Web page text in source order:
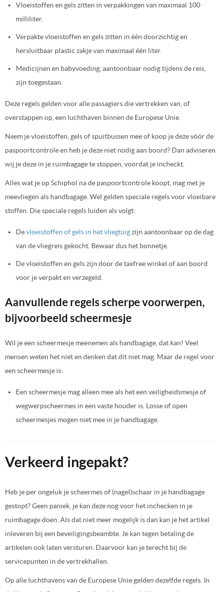
Vloeistoffen en gels zitten in verpakkingen van maximaal 100
milliliter.
Verpakte vloeistoffen en gels zitten in één doorzichtig en
hersluitbaar plastic zakje van maximaal één liter.
Medicijnen en babyvoeding, aantoonbaar nodig tijdens de reis,
zijn toegestaan.
Deze regels gelden voor alle passagiers die vertrekken van, of
overstappen op, een luchthaven binnen de Europese Unie.
Neem je vloeistoffen, gels of spuitbussen mee of koop je deze vóór de
paspoortcontrole en heb je deze niet nodig aan boord? Dan adviseren
wij je deze in je ruimbagage te stoppen, voordat je incheckt.
Alles wat je op Schiphol na de paspoortcontrole koopt, mag met je
meevliegen als handbagage. Wel gelden speciale regels voor vloeibare
stoffen. Die speciale regels luiden als volgt:
Devloeistoffen of gels in het vliegtuigzijn aantoonbaar op de dag
van de vliegreis gekocht. Bewaar dus het bonnetje.
De vloeistoffen en gels zijn door de taxfree winkel of aan boord
voor je verpakt en verzegeld.
Aanvullende regels scherpe voorwerpen,
bijvoorbeeld scheermesje
Wil je een scheermesje meenemen als handbagage, dat kan! Veel
mensen weten het niet en denken dat dit niet mag. Maar de regel voor
een scheermesje is:
Een scheermesje mag alleen mee als het een veiligheidsmesje of
wegwerpscheermes in een vaste houder is. Losse of open
scheermesjes mogen niet mee in je handbagage.
Verkeerd ingepakt?
Heb je per ongeluk je scheermes of (nagel)schaar in je handbagage
gestopt? Geen paniek, je kan deze nog voor het inchecken in je
ruimbagage doen. Als dat niet meer mogelijk is dan kan je het artikel
inleveren bij een beveiligingsbeambte. Je kan tegen betaling de
artikelen ook laten versturen. Daarvoor kan je terecht bij de
servicepunten in de vertrekhallen.
Op alle luchthavens van de Europese Unie gelden dezelfde regels. In